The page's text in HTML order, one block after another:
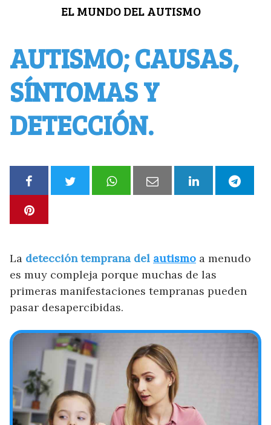
EL MUNDO DEL AUTISMO
AUTISMO; CAUSAS,
SÍNTOMAS Y
DETECCIÓN.
La detección temprana del autismo a menudo
es muy compleja porque muchas de las
primeras manifestaciones tempranas pueden
pasar desapercibidas.